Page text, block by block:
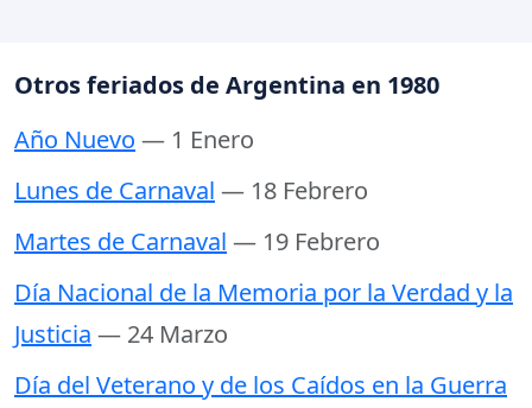
Otros feriados de Argentina en 1980
Año Nuevo — 1 Enero
Lunes de Carnaval — 18 Febrero
Martes de Carnaval — 19 Febrero
Día Nacional de la Memoria por la Verdad y la
Justicia — 24 Marzo
Día del Veterano y de los Caídos en la Guerra